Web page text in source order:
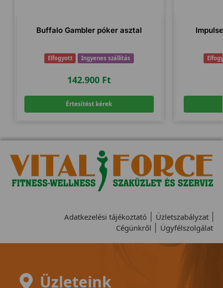
Buffalo Gambler póker asztal
Elfogyott Ingyenes szállítás
142.900 Ft
Értesítést kérek
Adatkezelési tájékoztató
Üzletszabályzat
Cégünkről
Ügyfélszolgálat
Üzleteink